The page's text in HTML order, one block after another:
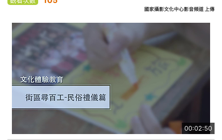
國家攝影文化中心影音頻道 上傳
00:02:50